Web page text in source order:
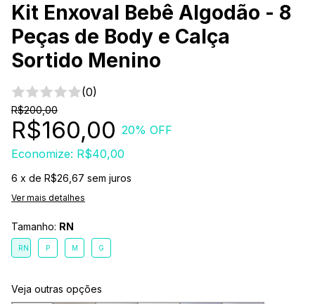
Kit Enxoval Bebê Algodão - 8
Peças de Body e Calça
Sortido Menino
(0)
R$200,00
R$160,00 20% OFF
Economize: R$40,00
6 x de R$26,67 sem juros
Ver mais detalhes
Tamanho: RN
RN P M G
Veja outras opções